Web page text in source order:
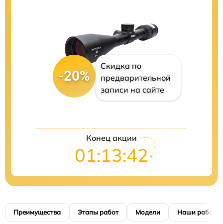
-20%
Скидка по
предварительной
записи на сайте
Конец акции
01:13:41
Преимущества Этапы работ Модели Наши работы